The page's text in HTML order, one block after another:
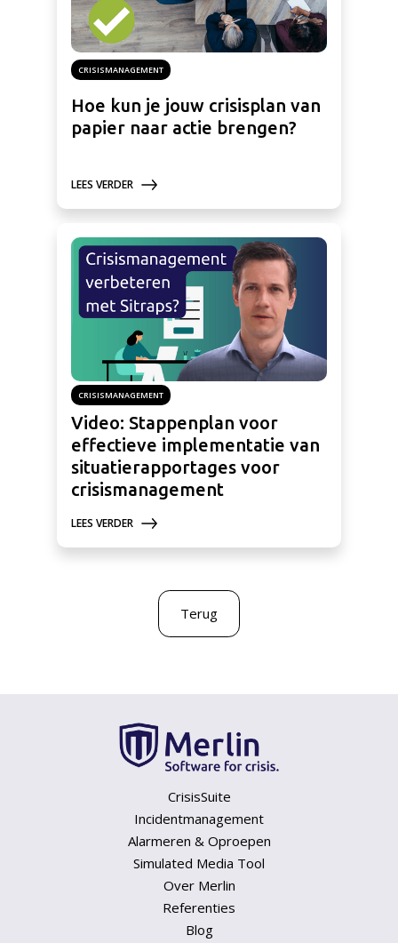
CRISISMANAGEMENT
Hoe kun je jouw crisisplan van
papier naar actie brengen?
LEES VERDER
CRISISMANAGEMENT
Video: Stappenplan voor
effectieve implementatie van
situatierapportages voor
crisismanagement
LEES VERDER
Terug
CrisisSuite
Incidentmanagement
Alarmeren & Oproepen
Simulated Media Tool
Over Merlin
Referenties
Blog